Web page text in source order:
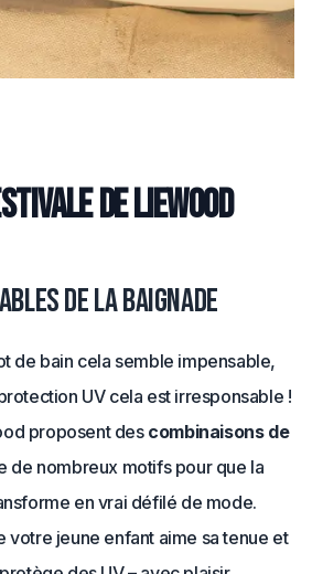
de Liewood
de la baignade
de bain cela semble impensable,
UV cela est irresponsable !
proposent des combinaisons de
de nombreux motifs pour que la
en vrai défilé de mode.
votre jeune enfant aime sa tenue et